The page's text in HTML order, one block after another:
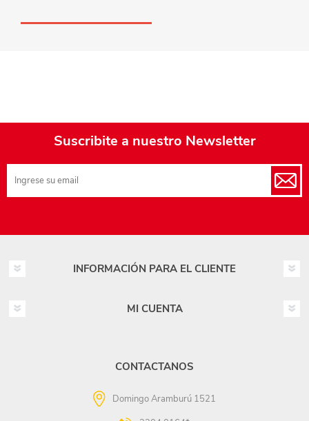
Suscribite a nuestro Newsletter
INFORMACIÓN PARA EL CLIENTE
MI CUENTA
CONTACTANOS
Domingo Aramburú 1521